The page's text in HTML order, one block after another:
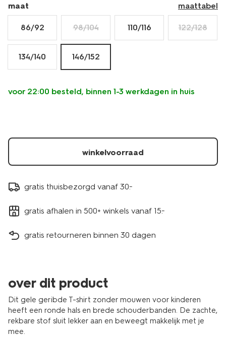
maat maattabel
86/92 98/104 110/116 122/128
134/140 146/152
voor 22:00 besteld, binnen 1-3 werkdagen in huis
winkelvoorraad
gratis thuisbezorgd vanaf 30.-
gratis afhalen in 500+ winkels vanaf 15.-
gratis retourneren binnen 30 dagen
over dit product
Dit gele geribde T-shirt zonder mouwen voor kinderen
heeft een ronde hals en brede schouderbanden. De zachte,
rekbare stof sluit lekker aan en beweegt makkelijk met je
mee.